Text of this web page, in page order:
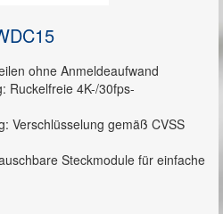
ohne Anmeldeaufwand
Ruckelfreie 4K-/30fps-
Verschlüsselung gemäß CVSS
Steckmodule für einfache